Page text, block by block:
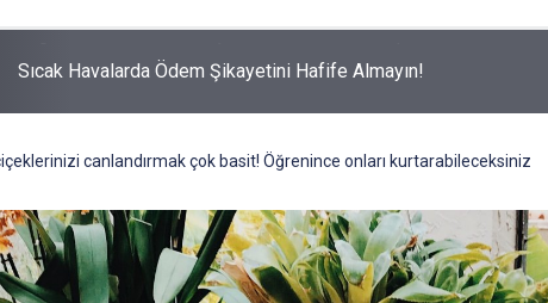
Sıcak Havalarda Ödem Şikayetini Hafife Almayın!
canlandırmak çok basit! Öğrenince onları kurtarabileceksiniz